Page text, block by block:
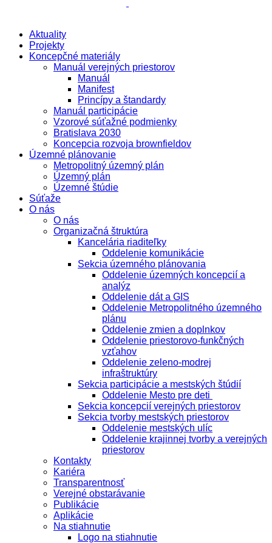
Aktuality
Projekty
Koncepčné materiály
Manuál verejných priestorov
Manuál
Manifest
Princípy a štandardy
Manuál participácie
Vzorové súťažné podmienky
Bratislava 2030
Koncepcia rozvoja brownfieldov
Územné plánovanie
Metropolitný územný plán
Územný plán
Územné štúdie
Súťaže
O nás
O nás
Organizačná štruktúra
Kancelária riaditeľky
Oddelenie komunikácie
Sekcia územného plánovania
Oddelenie územných koncepcií a
analýz
Oddelenie dát a GIS
Oddelenie Metropolitného územného
plánu
Oddelenie zmien a doplnkov
Oddelenie priestorovo-funkčných
vzťahov
Oddelenie zeleno-modrej
infraštruktúry
Sekcia participácie a mestských štúdií
Oddelenie Mesto pre deti
Sekcia koncepcií verejných priestorov
Sekcia tvorby mestských priestorov
Oddelenie mestských ulíc
Oddelenie krajinnej tvorby a verejných
priestorov
Kontakty
Kariéra
Transparentnosť
Verejné obstarávanie
Publikácie
Aplikácie
Na stiahnutie
Logo na stiahnutie